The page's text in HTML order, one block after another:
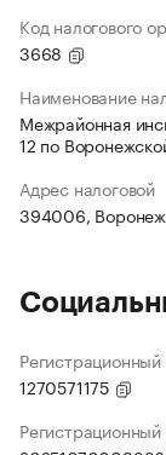
Код налогового
3668
Наименование
Межрайонная
12 по
Адрес налоговой
394006, Воронеж
1270571175